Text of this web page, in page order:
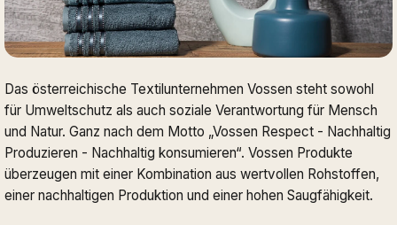
Das österreichische Textilunternehmen Vossen steht sowohl
für Umweltschutz als auch soziale Verantwortung für Mensch
und Natur. Ganz nach dem Motto „Vossen Respect - Nachhaltig
Produzieren - Nachhaltig konsumieren“. Vossen Produkte
überzeugen mit einer Kombination aus wertvollen Rohstoffen,
einer nachhaltigen Produktion und einer hohen Saugfähigkeit.